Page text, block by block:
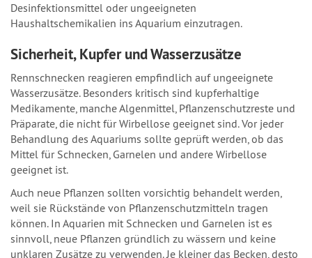
Desinfektionsmittel oder ungeeigneten
Haushaltschemikalien ins Aquarium einzutragen.
Sicherheit, Kupfer und Wasserzusätze
Rennschnecken reagieren empfindlich auf ungeeignete
Wasserzusätze. Besonders kritisch sind kupferhaltige
Medikamente, manche Algenmittel, Pflanzenschutzreste und
Präparate, die nicht für Wirbellose geeignet sind. Vor jeder
Behandlung des Aquariums sollte geprüft werden, ob das
Mittel für Schnecken, Garnelen und andere Wirbellose
geeignet ist.
Auch neue Pflanzen sollten vorsichtig behandelt werden,
weil sie Rückstände von Pflanzenschutzmitteln tragen
können. In Aquarien mit Schnecken und Garnelen ist es
sinnvoll, neue Pflanzen gründlich zu wässern und keine
unklaren Zusätze zu verwenden. Je kleiner das Becken, desto